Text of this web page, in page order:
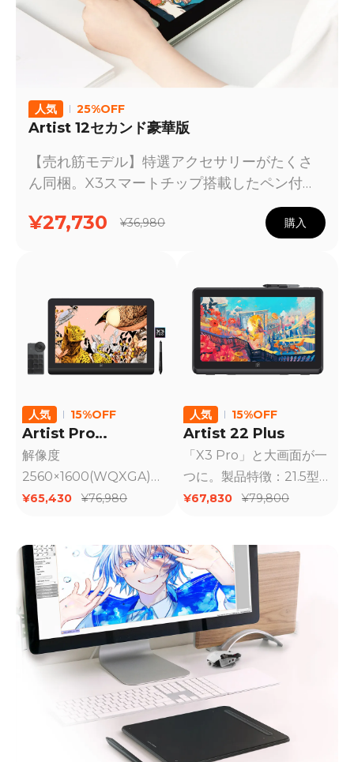
人気 25%OFF
Artist 12セカンド豪華版
【売れ筋モデル】特選アクセサリーがたくさ
ん同梱。X3スマートチップ搭載したペン付、
フルラミネート加工、保護フィルム着装あ
り。色域Adobe RGB 94%、一部のAndroid
¥27,730 ¥36,980 購入
人気 15%OFF
Artist Pro
16（Gen2）
解像度
2560×1600(WQXGA)、
アスペクト比16:10、効率
「X3 Pro」を搭載し、最
大16,384段階の筆圧感知
（世界初）を実現。
¥65,430 ¥76,980
人気 15%OFF
Artist 22 Plus
「X3 Pro」と大画面が一
つに。製品特徴：21.5型
大画面モデル。筆圧
範囲がが広がった。フル
ラミネーション加工によ
って視差が少ない、アン
チグレア保護フィルム着
装済み。99% sRGBの広
色域カバー率。USB-
Type C - C 接続に対応。
¥67,830 ¥79,800